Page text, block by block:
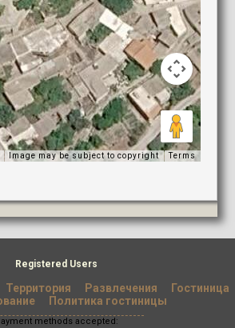
Image may be subject to copyright Terms
Registered Users
Территория Развлечения
Гостиница
Политика гостиницы
methods accepted: